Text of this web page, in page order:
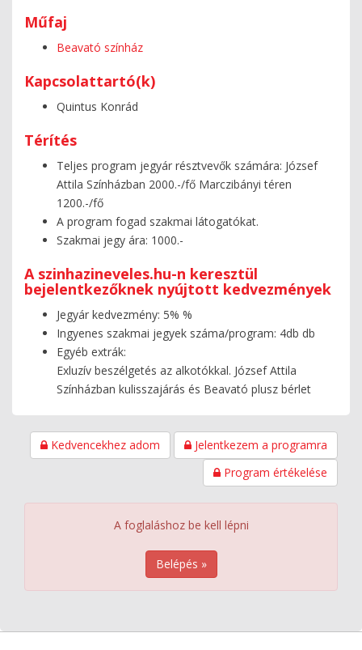
Műfaj
Beavató színház
Kapcsolattartó(k)
Quintus Konrád
Térítés
Teljes program jegyár résztvevők számára: József
Attila Színházban 2000.-/fő Marczibányi téren
1200.-/fő
A program fogad szakmai látogatókat.
Szakmai jegy ára: 1000.-
A szinhazineveles.hu-n keresztül
bejelentkezőknek nyújtott kedvezmények
Jegyár kedvezmény: 5% %
Ingyenes szakmai jegyek száma/program: 4db db
Egyéb extrák:
Exluzív beszélgetés az alkotókkal. József Attila
Színházban kulisszajárás és Beavató plusz bérlet
Kedvencekhez adom
Jelentkezem a programra
Program értékelése
A foglaláshoz be kell lépni
Belépés »